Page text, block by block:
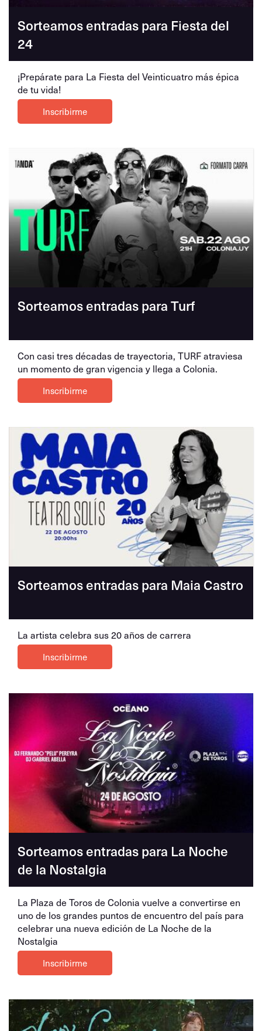
Sorteamos entradas para Fiesta del
24
¡Prepárate para La Fiesta del Veinticuatro más épica
de tu vida!
Inscribirme
Sorteamos entradas para Turf
Con casi tres décadas de trayectoria, TURF atraviesa
un momento de gran vigencia y llega a Colonia.
Inscribirme
Sorteamos entradas para Maia Castro
La artista celebra sus 20 años de carrera
Inscribirme
Sorteamos entradas para La Noche
de la Nostalgia
La Plaza de Toros de Colonia vuelve a convertirse en
uno de los grandes puntos de encuentro del país para
celebrar una nueva edición de La Noche de la
Nostalgia
Inscribirme